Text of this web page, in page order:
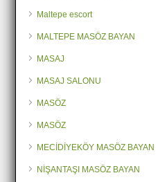
Maltepe escort
MALTEPE MASÖZ BAYAN
MASAJ
MASAJ SALONU
MASÖZ
MASÖZ
MECİDİYEKÖY MASÖZ BAYAN
NİŞANTAŞI MASÖZ BAYAN